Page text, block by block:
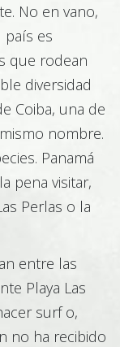
No en vano,
país es
que rodean
diversidad
Coiba, una de
nombre.
Panamá
pena visitar,
Perlas o la
entre las
Playa Las
surf o,
no ha recibido